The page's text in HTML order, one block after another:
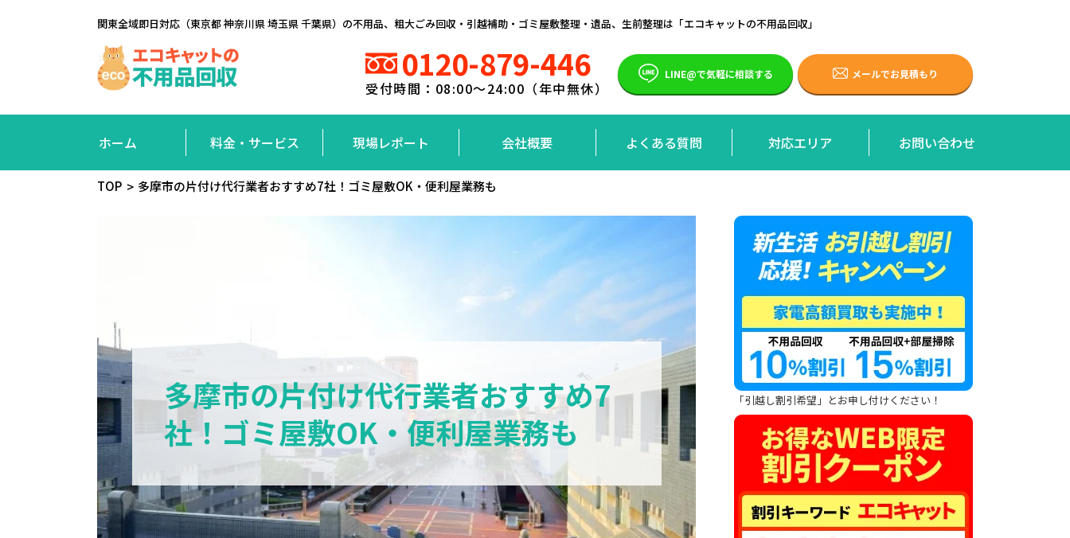
関東全域即日対応（東京都 神奈川県 埼玉県 千葉県）の不用品、粗大ごみ回収・引越補助・ゴミ屋敷整理・遺品、生前整理は「エコキャットの不用品回収」
0120-879-446
受付時間：08:00～24:00（年中無休）
LINE@で気軽に相談する メールでお見積もり
ホーム 料金・サービス 現場レポート 会社概要 よくある質問 対応エリア お問い合わせ
TOP 多摩市の片付け代行業者おすすめ7社！ゴミ屋敷OK・便利屋業務も
多摩市の片付け代行業者おすすめ7
社！ゴミ屋敷OK・便利屋業務も
「引越し割引希望」とお申し付けください！